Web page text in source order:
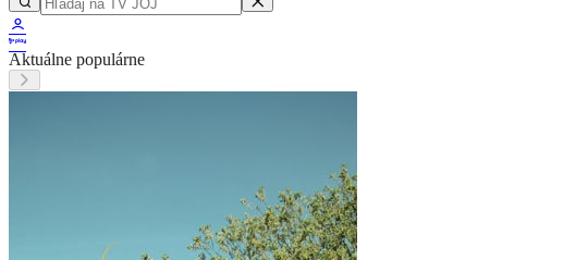
Aktuálne populárne